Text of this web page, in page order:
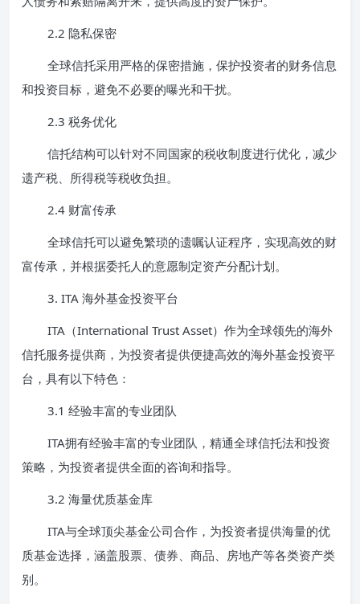
2.2 隐私保密
全球信托采用严格的保密措施，保护投资者的财务信息
和投资目标，避免不必要的曝光和干扰。
2.3 税务优化
信托结构可以针对不同国家的税收制度进行优化，减少
遗产税、所得税等税收负担。
2.4 财富传承
全球信托可以避免繁琐的遗嘱认证程序，实现高效的财
富传承，并根据委托人的意愿制定资产分配计划。
3. ITA 海外基金投资平台
ITA（International Trust Asset）作为全球领先的海外
信托服务提供商，为投资者提供便捷高效的海外基金投资平
台，具有以下特色：
3.1 经验丰富的专业团队
ITA拥有经验丰富的专业团队，精通全球信托法和投资
策略，为投资者提供全面的咨询和指导。
3.2 海量优质基金库
ITA与全球顶尖基金公司合作，为投资者提供海量的优
质基金选择，涵盖股票、债券、商品、房地产等各类资产类
别。